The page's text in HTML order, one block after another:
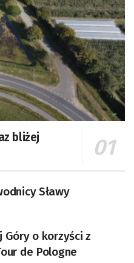
bliżej
Sławy
Góry o korzyści z
de Pologne